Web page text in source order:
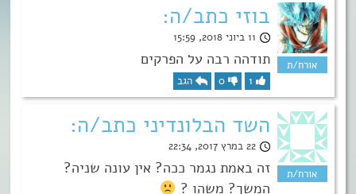
בוזי כתב/ה:
11 ביוני 2018, 15:59
תודהה רבה על הפרקים
1
0 הגב
השד הבלונדיני כתב/ה:
22 במרץ 2017, 22:34
זה באמת נגמר ככה? אין עונה שניה?
המשך? משהו ?